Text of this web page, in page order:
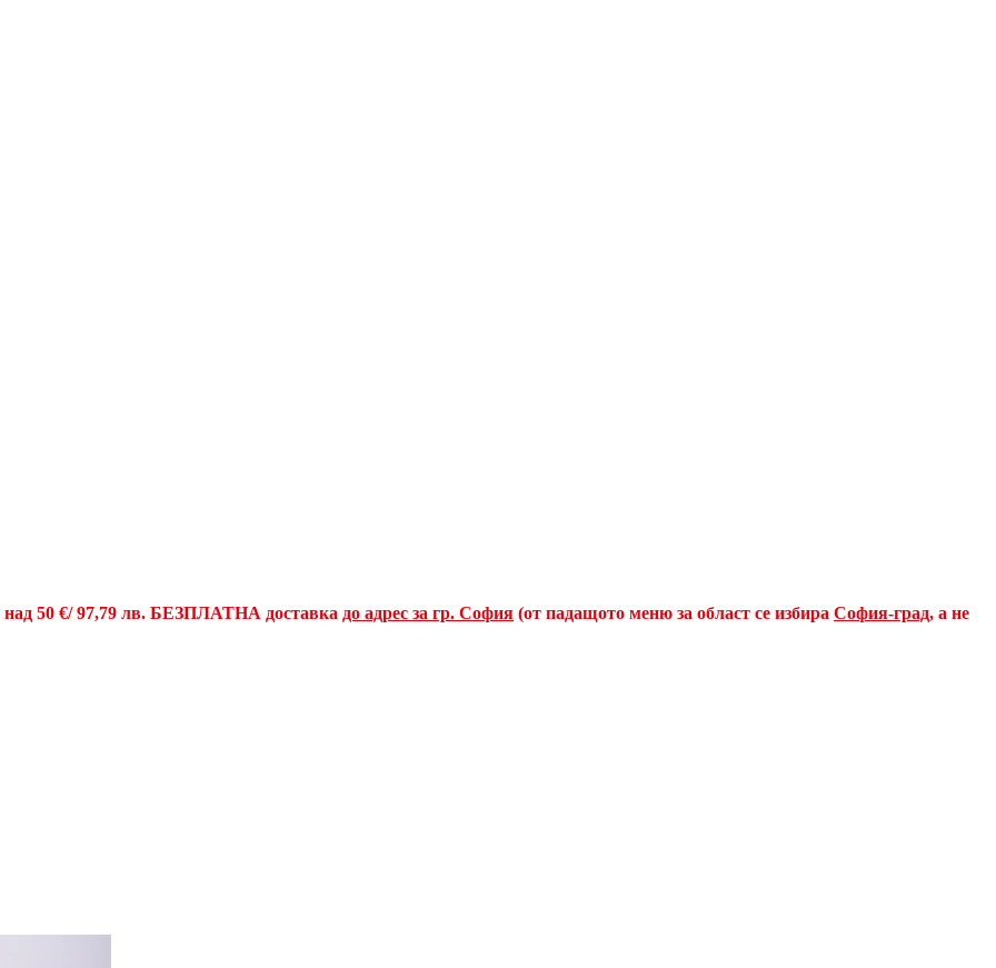
над 50 €/ 97,79 лв. БЕЗПЛАТНА доставка до адрес за гр. София (от падащото меню за област се избира София-град, а не